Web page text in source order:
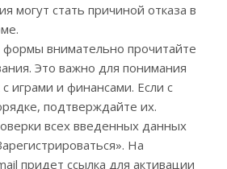
могут стать причиной отказа в
формы внимательно прочитайте
Это важно для понимания
играми и финансами. Если с
подтверждайте их.
всех введенных данных
На
придет ссылка для активации